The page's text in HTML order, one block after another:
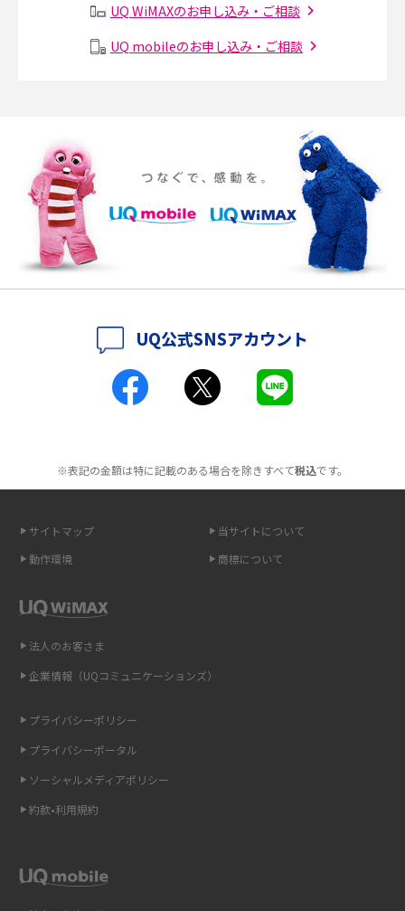
メッシュWi-Fiとは？仕組みやメリット・デメリット、中継機との違いを解
ポケット型Wi-Fiをレンタルするメリットとは？選び方や向いている方の特
徴も紹介
持ち運びできるポケット型Wi-Fiのおススメの選び方は？メリット・デメリ
ットも紹介
ポケット型Wi-Fiはクレカなしでも利用できる？口座振替の方法や注意点も
ポケット型Wi-Fiとは？通信の仕組みやメリット・デメリットを解説
工事不要！置くだけWi-Fiの特徴は？メリット・デメリットや選び方を解説
介
ポケット型Wi-Fi（モバイルWi-Fi）とは？おススメする方の特徴や選び方を
点も解説
ギガバイト（GB）とは？1GBの目安やギガが足りない時の対処法を紹介
Wi-Fiを自宅に設置する方法は？必要なことやポイントも紹介
UQ WiMAXのお申し込み・ご相談
UQ mobileのお申し込み・ご相談
UQ公式SNSアカウント
※表記の金額は特に記載のある場合を除きすべて税込です。
サイトマップ
当サイトについて
動作環境
商標について
法人のお客さま
企業情報（UQコミュニケーションズ）
プライバシーポリシー
プライバシーポータル
ソーシャルメディアポリシー
約款•利用規約